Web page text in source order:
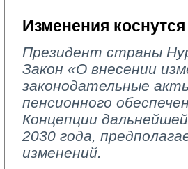
Изменения
Президент страны
Закон «О внесении
законодательные
пенсионного
Концепции
2030 года,
изменений.